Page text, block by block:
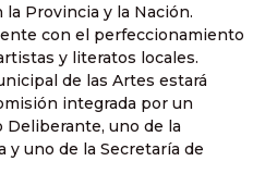
Provincia y la Nación.
con el perfeccionamiento
y literatos locales.
de las Artes estará
integrada por un
Deliberante, uno de la
y uno de la Secretaría de